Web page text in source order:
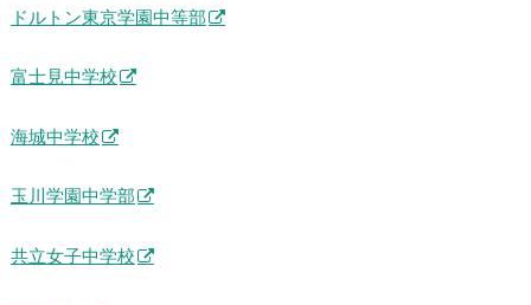
ドルトン東京学園中等部
富士見中学校
海城中学校
玉川学園中学部
共立女子中学校